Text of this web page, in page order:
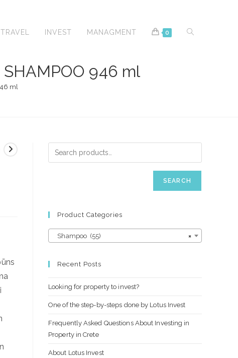
TRAVEL INVEST MANAGMENT 0 TOGGLE
SEARCH
946 ml
ml
SEARCH
Product Categories
×
Shampoo (55)
Recent Posts
Looking for property to invest?
One of the step-by-steps done by Lotus Invest
Frequently Asked Questions About Investing in
Property in Crete
About Lotus Invest